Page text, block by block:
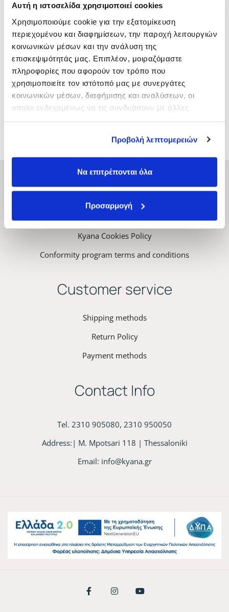
Αυτή η ιστοσελίδα χρησιμοποιεί cookies
Χρησιμοποιούμε cookie για την εξατομίκευση
περιεχομένου και διαφημίσεων, την παροχή λειτουργιών
κοινωνικών μέσων και την ανάλυση της
επισκεψιμότητάς μας. Επιπλέον, μοιραζόμαστε
πληροφορίες που αφορούν τον τρόπο που
χρησιμοποιείτε τον ιστότοπό μας με συνεργάτες
κοινωνικών μέσων, διαφήμισης και αναλύσεων, οι
οποίοι ενδεχομένως να τις συνδυάσουν με άλλες
Προβολή λεπτομερειών
Να επιτρέπονται όλα
Προσαρμογή
CARAMEL 1000ML
ΚYANA Professional Hair
Kyana Cookies Policy
Conformity program terms and conditions
Customer service
Shipping methods
Return Policy
Payment methods
Contact Info
Tel. 2310 905080, 2310 950050
Address:| M. Mpotsari 118 | Thessaloniki
Email: info@kyana.gr